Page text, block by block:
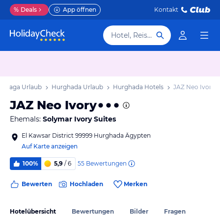
% Deals App öffnen Kontakt
Hotel, Reiseziel
Urlaub Hurghada Urlaub Hurghada Hotels JAZ Neo Ivory
JAZ Neo Ivory
Ehemals: Solymar Ivory Suites
El Kawsar District 99999 Hurghada Ägypten
Auf Karte anzeigen
100% 5,9 / 6 55 Bewertungen
Bewerten Hochladen Merken
Hotelübersicht Bewertungen Bilder Fragen